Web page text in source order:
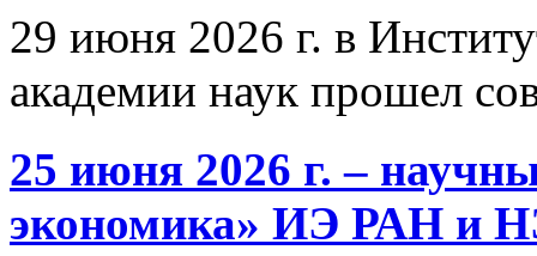
29 июня 2026 г. в
академии наук прошел
25 июня 2026 г. –
экономика» ИЭ РАН и